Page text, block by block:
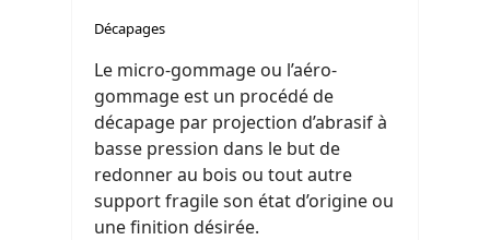
Décapages
Le micro-gommage ou l’aéro-
gommage est un procédé de
décapage par projection d’abrasif à
basse pression dans le but de
redonner au bois ou tout autre
support fragile son état d’origine ou
une finition désirée.